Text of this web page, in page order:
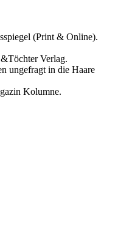
(Print & Online).
Verlag.
ungefragt in die Haare
Kolumne.